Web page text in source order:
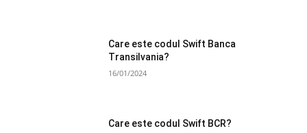
Care este codul Swift Banca
Transilvania?
16/01/2024
Care este codul Swift BCR?